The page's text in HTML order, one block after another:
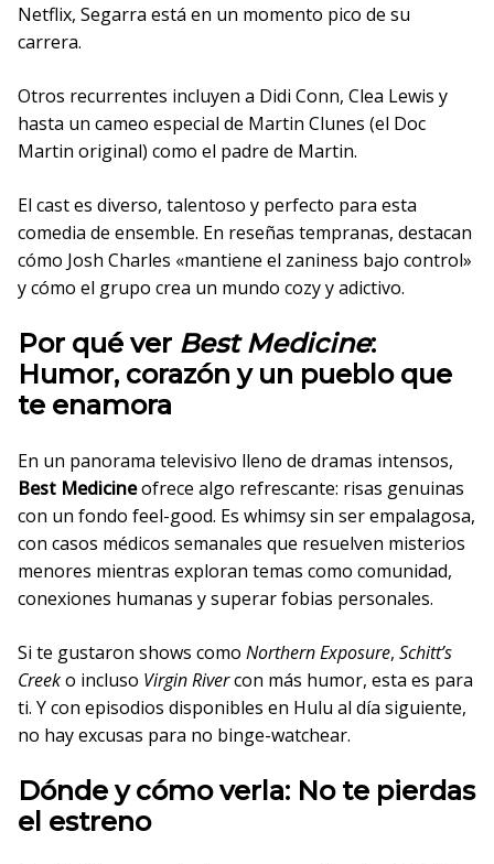
Netflix, Segarra está en un momento pico de su
carrera.
Otros recurrentes incluyen a Didi Conn, Clea Lewis y
hasta un cameo especial de Martin Clunes (el Doc
Martin original) como el padre de Martin.
El cast es diverso, talentoso y perfecto para esta
comedia de ensemble. En reseñas tempranas, destacan
cómo Josh Charles «mantiene el zaniness bajo control»
y cómo el grupo crea un mundo cozy y adictivo.
Por qué ver Best Medicine:
Humor, corazón y un pueblo que
te enamora
En un panorama televisivo lleno de dramas intensos,
Best Medicineofrece algo refrescante: risas genuinas
con un fondo feel-good. Es whimsy sin ser empalagosa,
con casos médicos semanales que resuelven misterios
menores mientras exploran temas como comunidad,
conexiones humanas y superar fobias personales.
Si te gustaron shows como Northern Exposure, Schitt’s
Creeko incluso Virgin Rivercon más humor, esta es para
ti. Y con episodios disponibles en Hulu al día siguiente,
no hay excusas para no binge-watchear.
Dónde y cómo verla: No te pierdas
el estreno